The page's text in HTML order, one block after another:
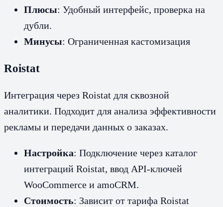
Плюсы: Удобный интерфейс, проверка на
дубли.
Минусы: Ограниченная кастомизация
Roistat
Интеграция через Roistat для сквозной
аналитики. Подходит для анализа эффективности
рекламы и передачи данных о заказах.
Настройка: Подключение через каталог
интеграций Roistat, ввод API-ключей
WooCommerce и amoCRM.
Стоимость: Зависит от тарифа Roistat